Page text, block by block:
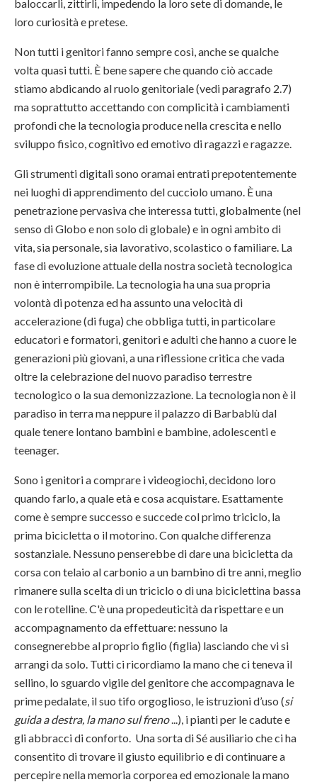
baloccarli, zittirli, impedendo la loro sete di domande, le
loro curiosità e pretese.
Non tutti i genitori fanno sempre così, anche se qualche
volta quasi tutti. È bene sapere che quando ciò accade
stiamo abdicando al ruolo genitoriale (vedi paragrafo 2.7)
ma soprattutto accettando con complicità i cambiamenti
profondi che la tecnologia produce nella crescita e nello
sviluppo fisico, cognitivo ed emotivo di ragazzi e ragazze.
Gli strumenti digitali sono oramai entrati prepotentemente
nei luoghi di apprendimento del cucciolo umano. È una
penetrazione pervasiva che interessa tutti, globalmente (nel
senso di Globo e non solo di globale) e in ogni ambito di
vita, sia personale, sia lavorativo, scolastico o familiare. La
fase di evoluzione attuale della nostra società tecnologica
non è interrompibile. La tecnologia ha una sua propria
volontà di potenza ed ha assunto una velocità di
accelerazione (di fuga) che obbliga tutti, in particolare
educatori e formatori, genitori e adulti che hanno a cuore le
generazioni più giovani, a una riflessione critica che vada
oltre la celebrazione del nuovo paradiso terrestre
tecnologico o la sua demonizzazione. La tecnologia non è il
paradiso in terra ma neppure il palazzo di Barbablù dal
quale tenere lontano bambini e bambine, adolescenti e
teenager.
Sono i genitori a comprare i videogiochi, decidono loro
quando farlo, a quale età e cosa acquistare. Esattamente
come è sempre successo e succede col primo triciclo, la
prima bicicletta o il motorino. Con qualche differenza
sostanziale. Nessuno penserebbe di dare una bicicletta da
corsa con telaio al carbonio a un bambino di tre anni, meglio
rimanere sulla scelta di un triciclo o di una biciclettina bassa
con le rotelline. C'è una propedeuticità da rispettare e un
accompagnamento da effettuare: nessuno la
consegnerebbe al proprio figlio (figlia) lasciando che vi si
arrangi da solo. Tutti ci ricordiamo la mano che ci teneva il
sellino, lo sguardo vigile del genitore che accompagnava le
prime pedalate, il suo tifo orgoglioso, le istruzioni d’uso (si
guida a destra, la mano sul freno...), i pianti per le cadute e
gli abbracci di conforto. Una sorta di Sé ausiliario che ci ha
consentito di trovare il giusto equilibrio e di continuare a
percepire nella memoria corporea ed emozionale la mano